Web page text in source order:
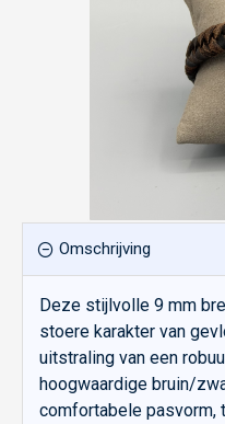
Omschrijving
Deze stijlvolle 9 mm
stoere karakter van
uitstraling van een
hoogwaardige bruin/
comfortabele